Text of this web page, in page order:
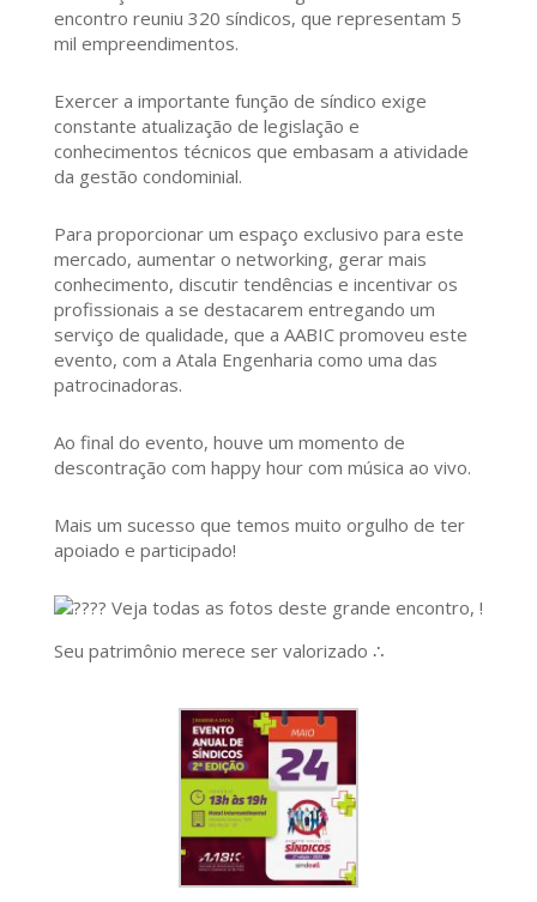
encontro reuniu 320 síndicos, que representam 5
mil empreendimentos.
Exercer a importante função de síndico exige
constante atualização de legislação e
conhecimentos técnicos que embasam a atividade
da gestão condominial.
Para proporcionar um espaço exclusivo para este
mercado, aumentar o networking, gerar mais
conhecimento, discutir tendências e incentivar os
profissionais a se destacarem entregando um
serviço de qualidade, que a AABIC promoveu este
evento, com a Atala Engenharia como uma das
patrocinadoras.
Ao final do evento, houve um momento de
descontração com happy hour com música ao vivo.
Mais um sucesso que temos muito orgulho de ter
apoiado e participado!
Veja todas as fotos deste grande encontro, !
Seu patrimônio merece ser valorizado ∴